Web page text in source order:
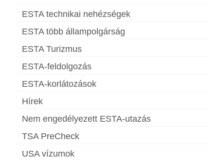
ESTA technikai nehézségek
ESTA több állampolgárság
ESTA Turizmus
ESTA-feldolgozás
ESTA-korlátozások
Hírek
Nem engedélyezett ESTA-utazás
TSA PreCheck
USA vízumok